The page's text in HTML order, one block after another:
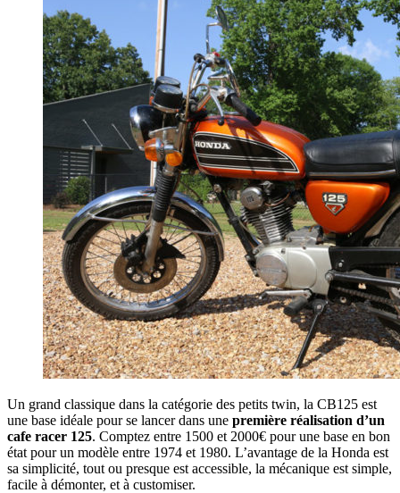
Un grand classique dans la catégorie des petits twin, la CB125 est
une base idéale pour se lancer dans une première réalisation d’un
cafe racer 125. Comptez entre 1500 et 2000€ pour une base en bon
état pour un modèle entre 1974 et 1980. L’avantage de la Honda est
sa simplicité, tout ou presque est accessible, la mécanique est simple,
facile à démonter, et à customiser.